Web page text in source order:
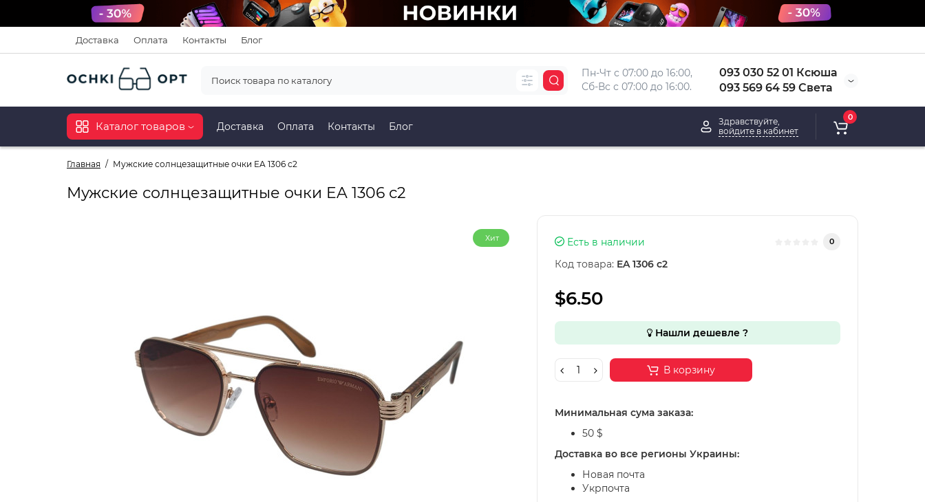
Доставка Оплата Контакты Блог
Пн-Чт с 07:00 до 16:00,
Сб-Вс с 07:00 до 16:00.
093 030 52 01 Ксюша
093 569 64 59 Света
Каталог товаров Доставка Оплата Контакты Блог
Здравствуйте,
войдите в кабинет
0
Главная Мужские солнцезащитные очки EA 1306 с2
Мужские солнцезащитные очки EA 1306 с2
Хит Есть в наличии 0
Код товара: EA 1306 с2
$6.50
Нашли дешевле ?
В корзину
Минимальная сума заказа:
50 $
Доставка во все регионы Украины:
Новая почта
Укрпочта